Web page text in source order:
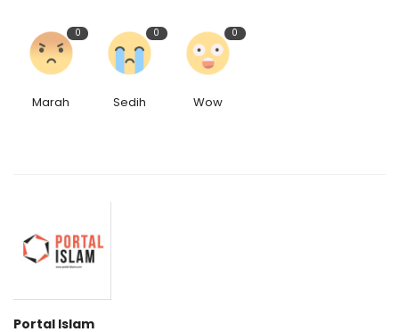
0
Marah
0
Sedih
0
Wow
Portal Islam